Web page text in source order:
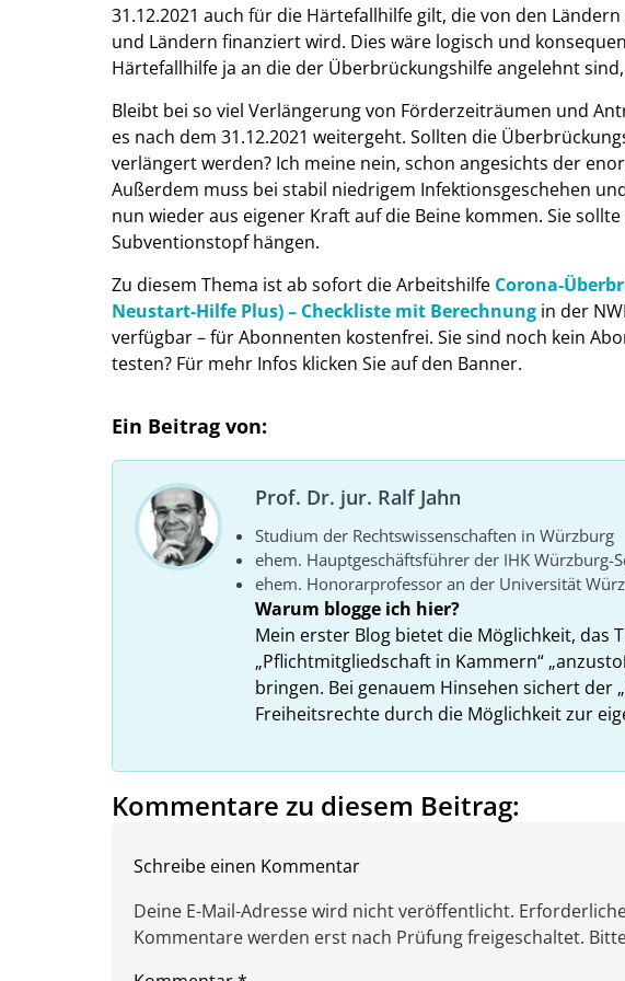
31.12.2021 auch für die Härtefallhilfe gilt, die von den
und Ländern finanziert wird. Dies wäre logisch und
Härtefallhilfe ja an die der Überbrückungshilfe angelehnt
Bleibt bei so viel Verlängerung von Förderzeiträumen und
es nach dem 31.12.2021 weitergeht. Sollten die
verlängert werden? Ich meine nein, schon angesichts der
Außerdem muss bei stabil niedrigem Infektionsgeschehen
nun wieder aus eigener Kraft auf die Beine kommen. Sie
Subventionstopf hängen.
Zu diesem Thema ist ab sofort die Arbeitshilfe Corona-
Neustart-Hilfe Plus) – Checkliste mit Berechnung in der
verfügbar – für Abonnenten kostenfrei. Sie sind noch kein
testen? Für mehr Infos klicken Sie auf den Banner.
Ein Beitrag von:
Prof. Dr. jur. Ralf Jahn
Studium der Rechtswissenschaften in Würzburg
ehem. Hauptgeschäftsführer der IHK Würzburg-
ehem. Honorarprofessor an der Universität
Warum blogge ich hier?
Mein erster Blog bietet die Möglichkeit, das
„Pflichtmitgliedschaft in Kammern“
bringen. Bei genauem Hinsehen sichert der
Freiheitsrechte durch die Möglichkeit zur
Kommentare zu diesem Beitrag:
Schreibe einen Kommentar
Deine E-Mail-Adresse wird nicht veröffentlicht.
Kommentare werden erst nach Prüfung freigeschaltet.